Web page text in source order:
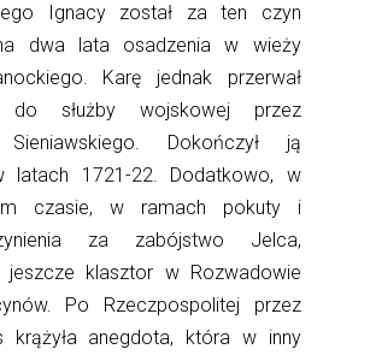
Ignacy został za ten czyn
dwa lata osadzenia w wieży
Karę jednak przerwał
do służby wojskowej przez
Sieniawskiego. Dokończył ją
latach 1721-22. Dodatkowo, w
czasie, w ramach pokuty i
za zabójstwo Jelca,
jeszcze klasztor w Rozwadowie
Po Rzeczpospolitej przez
krążyła anegdota, która w inny